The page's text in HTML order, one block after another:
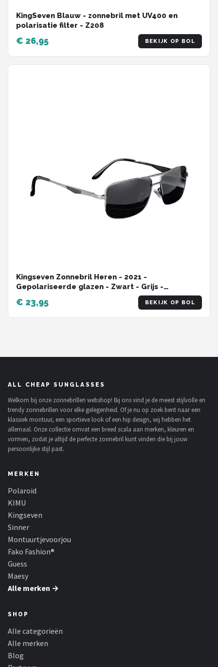
KingSeven Blauw - zonnebril met UV400 en
polarisatie filter - Z208
€ 26,95 BEKIJK OP BOL
Kingseven Zonnebril Heren - 2021 -
Gepolariseerde glazen - Zwart - Grijs -
€ 23,95 BEKIJK OP BOL
ALL CHEAP SUNGLASSES
Welkom bij onze zonnebrillen webshop! Bij ons vind je de meest stijlvolle en
trendy zonnebrillen voor elke gelegenheid. Of je nu op zoek bent naar een
klassiek montuur, een sportieve look of een hip design, wij hebben het
allemaal. Onze collectie omvat een breed scala aan merken, kleuren en
vormen, zodat je altijd de perfecte zonnebril kunt vinden die bij jouw
persoonlijke stijl past.
MERKEN
Polaroid
KIMU
Kingseven
Sinner
Montuurtjevoorjou
Fako Fashion®
Guess
Maesy
Alle merken →
SHOP
Alle categorieën
Alle merken
Blog